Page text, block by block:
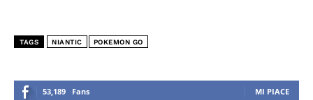
53,189 Fans MI PIACE
TAGS NIANTIC POKEMON GO